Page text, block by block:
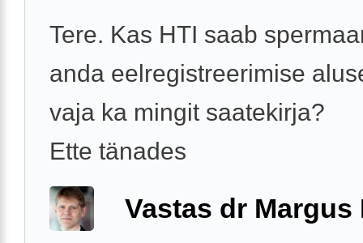
Tere. Kas HTI saab
anda eelregistreerimise
vaja ka mingit saatekirja?
Ette tänades
Vastas dr Margus